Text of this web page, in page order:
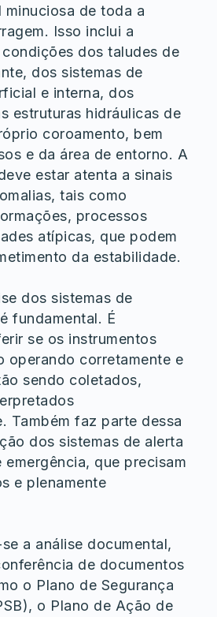
minuciosa de toda a
Isso inclui a
dos taludes de
dos sistemas de
e interna, dos
estruturas hidráulicas de
coroamento, bem
e da área de entorno. A
estar atenta a sinais
tais como
processos
atípicas, que podem
da estabilidade.
dos sistemas de
fundamental. É
se os instrumentos
operando corretamente e
sendo coletados,
Também faz parte dessa
dos sistemas de alerta
que precisam
e plenamente
a análise documental,
de documentos
o Plano de Segurança
o Plano de Ação de